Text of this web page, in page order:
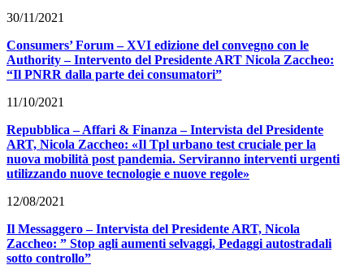
30/11/2021
Consumers’ Forum – XVI edizione del convegno con le
Authority – Intervento del Presidente ART Nicola Zaccheo:
“Il PNRR dalla parte dei consumatori”
11/10/2021
Repubblica – Affari & Finanza – Intervista del Presidente
ART, Nicola Zaccheo: «Il Tpl urbano test cruciale per la
nuova mobilità post pandemia. Serviranno interventi urgenti
utilizzando nuove tecnologie e nuove regole»
12/08/2021
Il Messaggero – Intervista del Presidente ART, Nicola
Zaccheo: ” Stop agli aumenti selvaggi, Pedaggi autostradali
sotto controllo”